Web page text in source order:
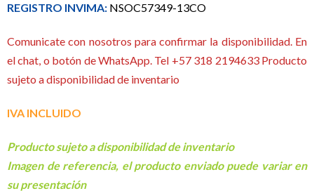
REGISTRO INVIMA: NSOC57349-13CO
Comunicate con nosotros para confirmar la disponibilidad. En
el chat, o botón de WhatsApp. Tel +57 318 2194633 Producto
sujeto a disponibilidad de inventario
IVA INCLUIDO
Producto sujeto a disponibilidad de inventario
Imagen de referencia, el producto enviado puede variar en
su presentación